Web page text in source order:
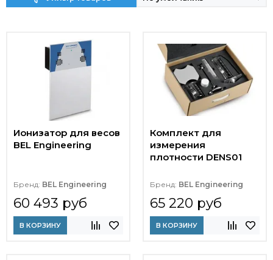
Ионизатор для весов
BEL Engineering
Бренд: BEL Engineering
60 493 руб
В КОРЗИНУ
Комплект для
измерения
плотности DENS01
Бренд: BEL Engineering
65 220 руб
В КОРЗИНУ